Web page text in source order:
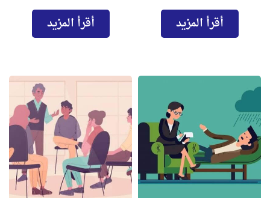
أقرأ المزيد أقرأ المزيد